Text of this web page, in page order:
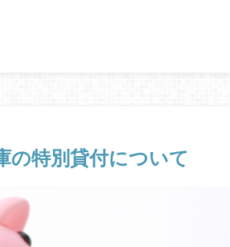
の特別貸付について